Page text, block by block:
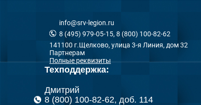
info@srv-legion.ru
8 (495) 979-05-15, 8 (800) 100-82-62
141100 г.Щелково, улица 3-я Линия, дом 32
Партнерам
Полные реквизиты
Техподдержка:
Дмитрий
8 (800) 100-82-62, доб. 114